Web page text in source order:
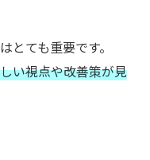
とても重要です。
い視点や改善策が見